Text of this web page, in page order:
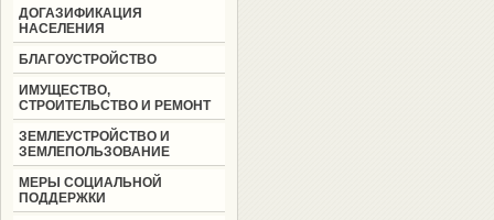
ДОГАЗИФИКАЦИЯ
НАСЕЛЕНИЯ
БЛАГОУСТРОЙСТВО
ИМУЩЕСТВО,
СТРОИТЕЛЬСТВО И РЕМОНТ
ЗЕМЛЕУСТРОЙСТВО И
ЗЕМЛЕПОЛЬЗОВАНИЕ
МЕРЫ СОЦИАЛЬНОЙ
ПОДДЕРЖКИ